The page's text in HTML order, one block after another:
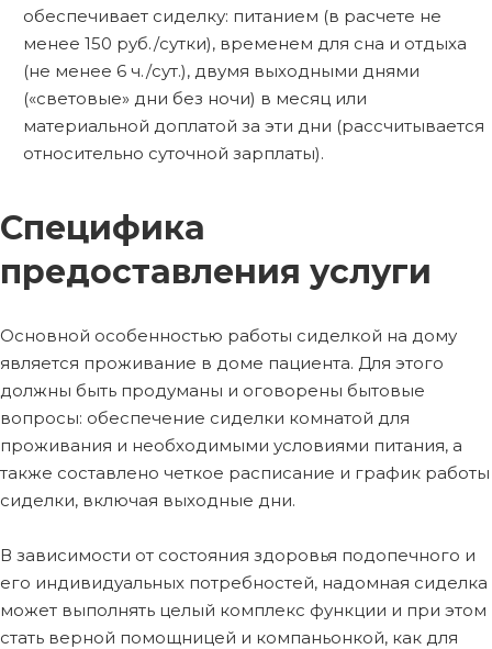
обеспечивает сиделку: питанием (в расчете не
менее 150 руб./сутки), временем для сна и отдыха
(не менее 6 ч./сут.), двумя выходными днями
(«световые» дни без ночи) в месяц или
материальной доплатой за эти дни (рассчитывается
относительно суточной зарплаты).
Специфика
предоставления услуги
Основной особенностью работы сиделкой на дому
является проживание в доме пациента. Для этого
должны быть продуманы и оговорены бытовые
вопросы: обеспечение сиделки комнатой для
проживания и необходимыми условиями питания, а
также составлено четкое расписание и график работы
сиделки, включая выходные дни.
В зависимости от состояния здоровья подопечного и
его индивидуальных потребностей, надомная сиделка
может выполнять целый комплекс функции и при этом
стать верной помощницей и компаньонкой, как для